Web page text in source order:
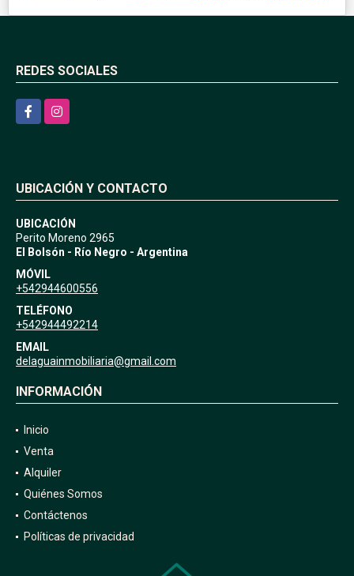
REDES SOCIALES
FacebookInstagram
UBICACIÓN Y CONTACTO
UBICACIÓN
Perito Moreno 2965
El Bolsón - Río Negro - Argentina
MÓVIL
+542944600556
TELÉFONO
+542944492214
EMAIL
delaguainmobiliaria@gmail.com
INFORMACIÓN
Inicio
Venta
Alquiler
Quiénes Somos
Contáctenos
Políticas de privacidad